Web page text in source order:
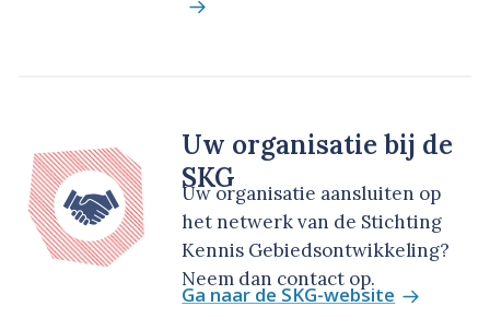
Uw organisatie bij de
SKG
Uw organisatie aansluiten op
het netwerk van de Stichting
Kennis Gebiedsontwikkeling?
Neem dan contact op.
Ga naar de SKG-website